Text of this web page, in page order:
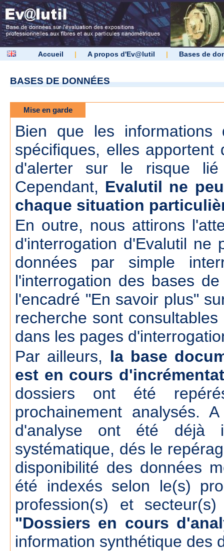
Accueil | A propos d'Ev@lutil | Bases de
BASES DE DONNÉES
Mise en garde
Bien que les informations
spécifiques, elles
d'alerter sur le risque
Cependant, Evalutil ne
chaque situation
En outre, nous attirons
d'interrogation d'Evalutil ne
données par simple
l'interrogation des bases
l'encadré "En savoir plus"
recherche sont
dans les pages
Par ailleurs, la base
est en cours
dossiers ont été
prochainement analysés.
d'analyse ont été déjà
systématique, dés le
disponibilité des données
été indexés selon le(s)
profession(s) et
"Dossiers en cours
information synthétique des